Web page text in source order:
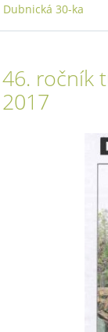
Dubnická 30-ka
46. ročník
2017